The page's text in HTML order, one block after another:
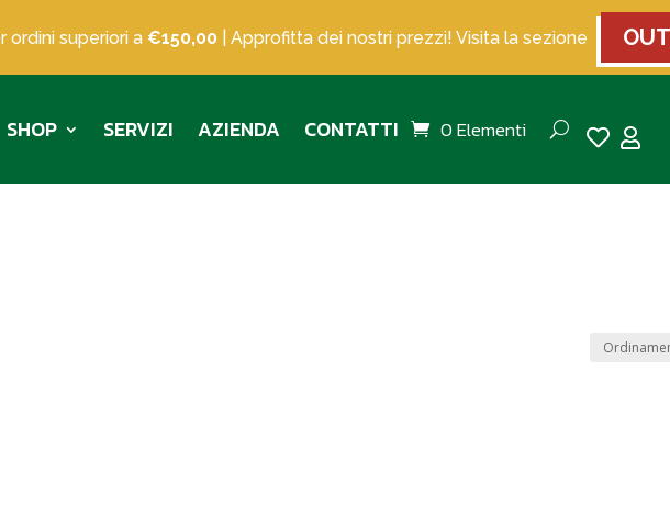
ordini superiori a €150,00 | Approfitta dei nostri prezzi! Visita la sezione
SHOP SERVIZI AZIENDA CONTATTI 0 Elementi  